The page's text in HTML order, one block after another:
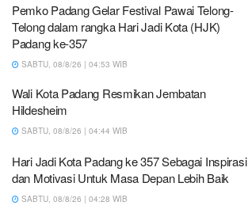
Pemko Padang Gelar Festival Pawai Telong-
Telong dalam rangka Hari Jadi Kota (HJK)
Padang ke-357
SABTU, 08/8/26 | 04:53 WIB
Wali Kota Padang Resmikan Jembatan
Hildesheim
SABTU, 08/8/26 | 04:44 WIB
Hari Jadi Kota Padang ke 357 Sebagai Inspirasi
dan Motivasi Untuk Masa Depan Lebih Baik
SABTU, 08/8/26 | 04:28 WIB